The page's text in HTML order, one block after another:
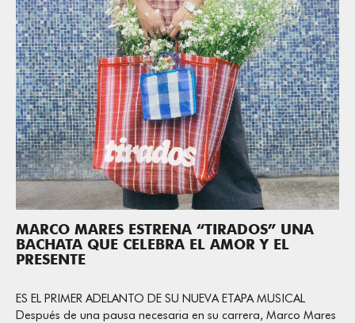
MARCO MARES ESTRENA “TIRADOS” UNA
BACHATA QUE CELEBRA EL AMOR Y EL
PRESENTE
ES EL PRIMER ADELANTO DE SU NUEVA ETAPA MUSICAL
Después de una pausa necesaria en su carrera, Marco Mares